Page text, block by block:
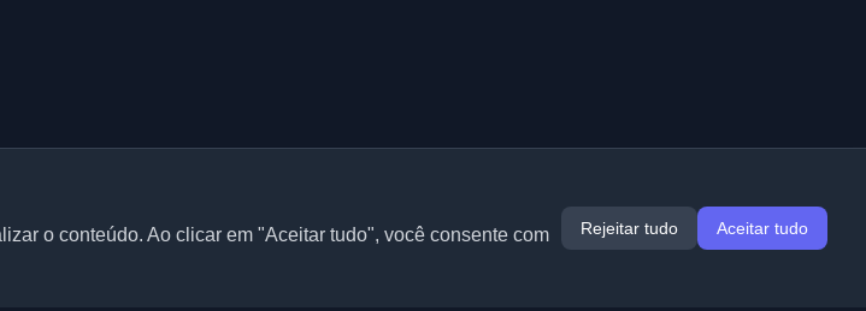
o conteúdo. Ao clicar em "Aceitar tudo", você consente com
Rejeitar tudo Aceitar tudo